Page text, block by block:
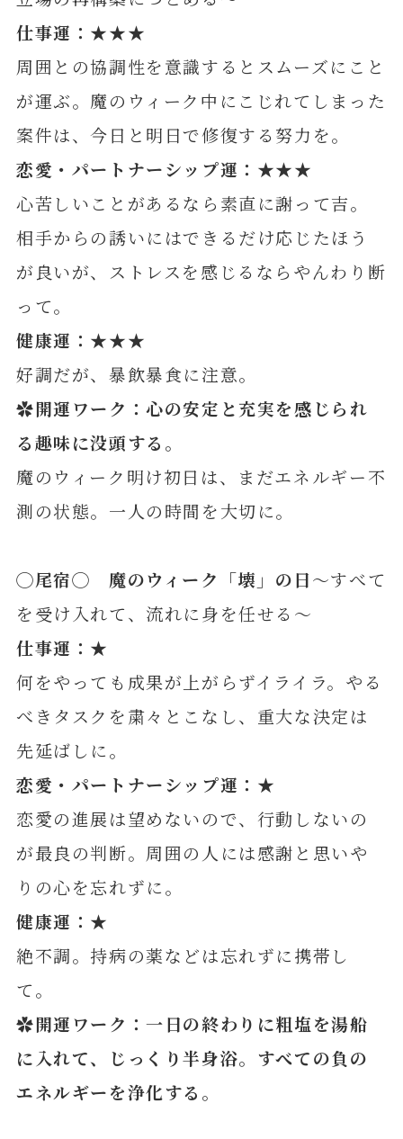
仕事運：★★★
周囲との協調性を意識するとスムーズにこと
が運ぶ。魔のウィーク中にこじれてしまった
案件は、今日と明日で修復する努力を。
恋愛・パートナーシップ運：★★★
心苦しいことがあるなら素直に謝って吉。
相手からの誘いにはできるだけ応じたほう
が良いが、ストレスを感じるならやんわり断
って。
健康運：★★★
好調だが、暴飲暴食に注意。
✿開運ワーク：心の安定と充実を感じられ
る趣味に没頭する。
魔のウィーク明け初日は、まだエネルギー不
測の状態。一人の時間を大切に。
◯尾宿◯ 魔のウィーク「壊」の日～すべて
を受け入れて、流れに身を任せる～
仕事運：★
何をやっても成果が上がらずイライラ。やる
べきタスクを粛々とこなし、重大な決定は
先延ばしに。
恋愛・パートナーシップ運：★
恋愛の進展は望めないので、行動しないの
が最良の判断。周囲の人には感謝と思いや
りの心を忘れずに。
健康運：★
絶不調。持病の薬などは忘れずに携帯し
て。
✿開運ワーク：一日の終わりに粗塩を湯船
に入れて、じっくり半身浴。すべての負の
エネルギーを浄化する。